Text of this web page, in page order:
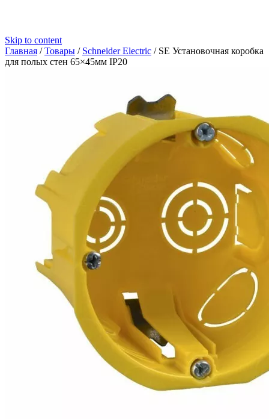
Skip to content
Главная /Товары / Schneider Electric / SE Установочная коробка
для полых стен 65×45мм IP20